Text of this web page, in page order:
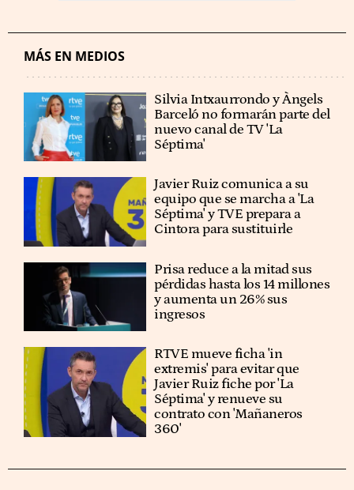
MÁS EN MEDIOS
Silvia Intxaurrondo y Àngels
Barceló no formarán parte del
nuevo canal de TV 'La
Séptima'
Javier Ruiz comunica a su
equipo que se marcha a 'La
Séptima' y TVE prepara a
Cintora para sustituirle
Prisa reduce a la mitad sus
pérdidas hasta los 14 millones
y aumenta un 26% sus
ingresos
RTVE mueve ficha 'in
extremis' para evitar que
Javier Ruiz fiche por 'La
Séptima' y renueve su
contrato con 'Mañaneros
360'